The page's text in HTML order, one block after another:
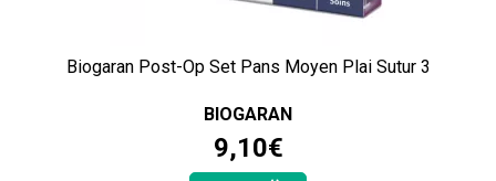
Biogaran Post-Op Set Pans Moyen Plai Sutur 3
BIOGARAN
9,10€